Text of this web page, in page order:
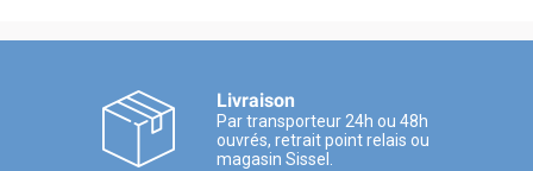
Livraison
Par transporteur 24h ou 48h
ouvrés, retrait point relais ou
magasin Sissel.